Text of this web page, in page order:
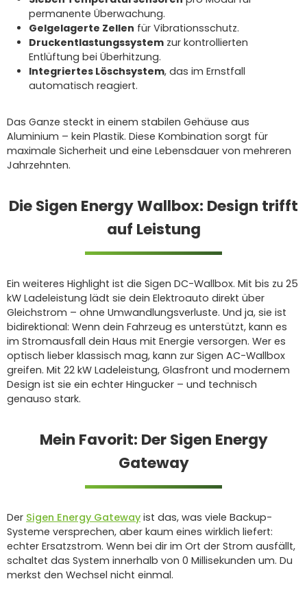
permanente Überwachung.
Gelgelagerte Zellen für Vibrationsschutz.
Druckentlastungssystem zur kontrollierten
Entlüftung bei Überhitzung.
Integriertes Löschsystem, das im Ernstfall
automatisch reagiert.
Das Ganze steckt in einem stabilen Gehäuse aus
Aluminium – kein Plastik. Diese Kombination sorgt für
maximale Sicherheit und eine Lebensdauer von mehreren
Jahrzehnten.
Die Sigen Energy Wallbox: Design trifft
auf Leistung
Ein weiteres Highlight ist die Sigen DC-Wallbox. Mit bis zu 25
kW Ladeleistung lädt sie dein Elektroauto direkt über
Gleichstrom – ohne Umwandlungsverluste. Und ja, sie ist
bidirektional: Wenn dein Fahrzeug es unterstützt, kann es
im Stromausfall dein Haus mit Energie versorgen. Wer es
optisch lieber klassisch mag, kann zur Sigen AC-Wallbox
greifen. Mit 22 kW Ladeleistung, Glasfront und modernem
Design ist sie ein echter Hingucker – und technisch
genauso stark.
Mein Favorit: Der Sigen Energy
Gateway
Der Sigen Energy Gateway ist das, was viele Backup-
Systeme versprechen, aber kaum eines wirklich liefert:
echter Ersatzstrom. Wenn bei dir im Ort der Strom ausfällt,
schaltet das System innerhalb von 0 Millisekunden um. Du
merkst den Wechsel nicht einmal.